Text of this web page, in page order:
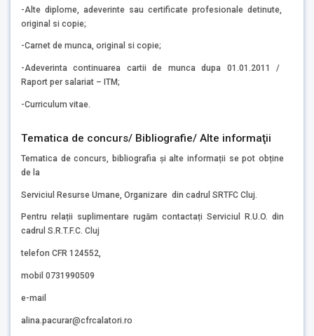
-Alte diplome, adeverinte sau certificate profesionale detinute,
original si copie;
-Carnet de munca, original si copie;
-Adeverinta continuarea cartii de munca dupa 01.01.2011 /
Raport per salariat – ITM;
-Curriculum vitae.
Tematica de concurs/ Bibliografie/ Alte informaţii
Tematica de concurs, bibliografia și alte informații se pot obține
de la
Serviciul Resurse Umane, Organizare din cadrul SRTFC Cluj.
Pentru relații suplimentare rugăm contactați Serviciul R.U.O. din
cadrul S.R.T.F.C. Cluj
telefon CFR 124552,
mobil 0731990509
e-mail
alina.pacurar@cfrcalatori.ro